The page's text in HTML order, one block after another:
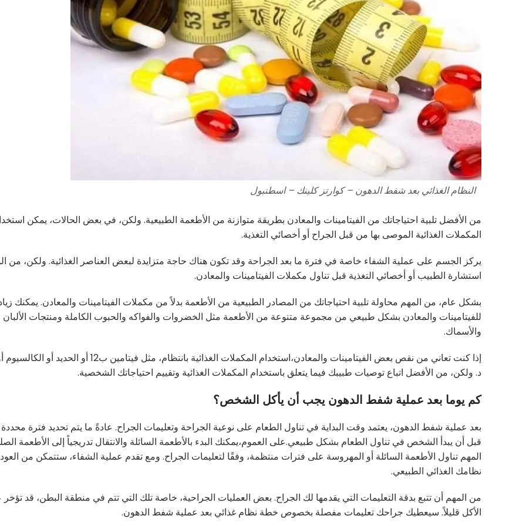
النظام الغذائي بعد شفط الدهون – كوارتز كلينك – اسطنبول
من الأفضل تلبية احتياجاتك من الفيتامينات والمعادن بطريقة متوازنة من الأطعمة الطبيعية. ولكن، في بعض الحالات، يمكن
المكملات الغذائية الموصى بها من قبل الجراح أو أخصائي التغذية.
يركز الجسم على عملية الشفاء خاصة في فترة ما بعد الجراحة وقد تكون هناك حاجة متزايدة لبعض العناصر الغذائية. ولكن، من
استشارة الطبيب أو أخصائي التغذية قبل تناول مكملات الفيتامينات والمعادن.
بشكل عام، من المهم محاولة تلبية احتياجاتك من المصادر الطبيعية من الأطعمة بدلاً من مكملات الفيتامينات والمعادن. يمكنك
للفيتامينات والمعادن بشكل طبيعي من مجموعة متنوعة من الأطعمة مثل الخضروات والفواكه والحبوب الكاملة ومنتجات الألبان
والأسماك.
إذا كنت تعاني من نقص بعض الفيتامينات والمعادن،استخدام المكملات الغذائية بانتظام، مثل
د. ولكن، من الأفضل اتباع توصيات طبيبك فيما يتعلق باستخدام المكملات الغذائية وتقييم احتياجاتك الشخصية.
كم يوما بعد عملية شفط الدهون يجب أن يأكل الشخص؟
بعد عملية شفط الدهون، يعتمد وقت البداية في تناول الطعام على نوعية الجراحة وتعليمات الجراح. عادةً ما يتم تحديد فترة
قبل أن يبدأ الشخص في تناول الطعام بشكل طبيعي.على العموم،يمكنك البدء بالأطعمة السائلة والانتقال تدريجياً إلى الأطعمة
المهم تناول الأطعمة السائلة أو المهروسة على فترات منتظمة، وفقًا لتعليمات الجراح. ومع تقدم عملية الشفاء، ستتمكن من
نظامك الغذائي الطبيعي.
من المهم أن تتبع بدقة التعليمات التي يقدمها لك الجراح. بعض العمليات الجراحية، خاصة تلك التي تتم في منطقة البطن، قد تؤخر
الأكل قليلاً. سيعطيك جراحك تعليمات مفصلة بخصوص خطة نظام غذائي بعد عملية شفط الدهون.